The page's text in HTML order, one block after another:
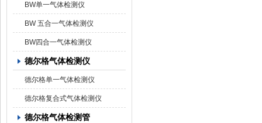
BW单一气体检测仪
BW 五合一气体检测仪
BW四合一气体检测仪
德尔格气体检测仪
德尔格单一气体检测仪
德尔格复合式气体检测仪
德尔格气体检测管